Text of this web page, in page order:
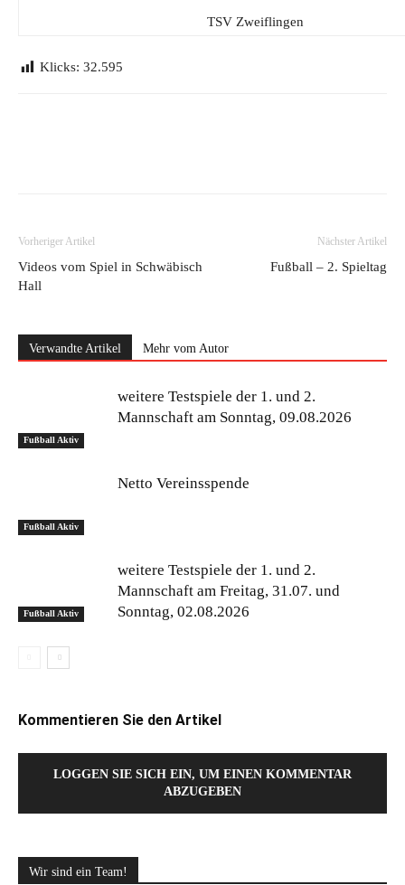
TSV Zweiflingen
Klicks: 32.595
Vorheriger Artikel
Videos vom Spiel in Schwäbisch
Hall
Nächster Artikel
Fußball – 2. Spieltag
Verwandte Artikel Mehr vom Autor
Fußball Aktiv
weitere Testspiele der 1. und 2.
Mannschaft am Sonntag, 09.08.2026
Fußball Aktiv
Netto Vereinsspende
Fußball Aktiv
weitere Testspiele der 1. und 2.
Mannschaft am Freitag, 31.07. und
Sonntag, 02.08.2026
Kommentieren Sie den Artikel
LOGGEN SIE SICH EIN, UM EINEN KOMMENTAR
ABZUGEBEN
Wir sind ein Team!